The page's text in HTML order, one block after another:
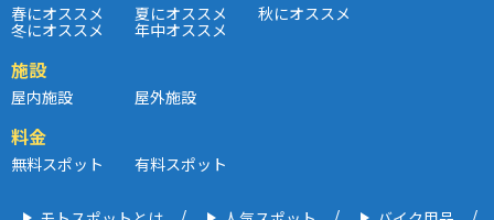
春にオススメ 夏にオススメ 秋にオススメ
冬にオススメ 年中オススメ
施設
屋内施設 屋外施設
料金
無料スポット 有料スポット